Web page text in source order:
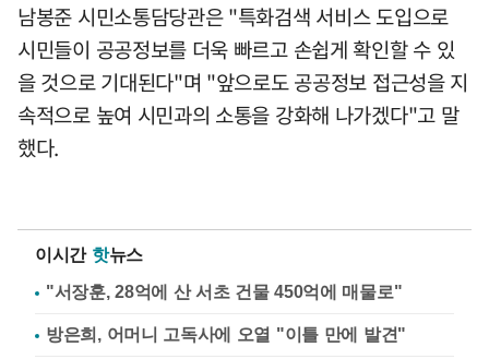
남봉준 시민소통담당관은 "특화검색 서비스 도입으로
시민들이 공공정보를 더욱 빠르고 손쉽게 확인할 수 있
을 것으로 기대된다"며 "앞으로도 공공정보 접근성을 지
속적으로 높여 시민과의 소통을 강화해 나가겠다"고 말
했다.
이시간 핫뉴스
"서장훈, 28억에 산 서초 건물 450억에 매물로"
방은희, 어머니 고독사에 오열 "이틀 만에 발견"